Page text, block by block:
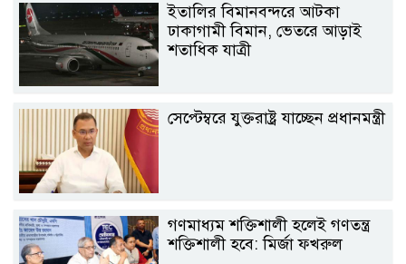
ইতালির বিমানবন্দরে আটকা
ঢাকাগামী বিমান, ভেতরে আড়াই
শতাধিক যাত্রী
সেপ্টেম্বরে যুক্তরাষ্ট্র যাচ্ছেন প্রধানমন্ত্রী
গণমাধ্যম শক্তিশালী হলেই গণতন্ত্র
শক্তিশালী হবে: মির্জা ফখরুল